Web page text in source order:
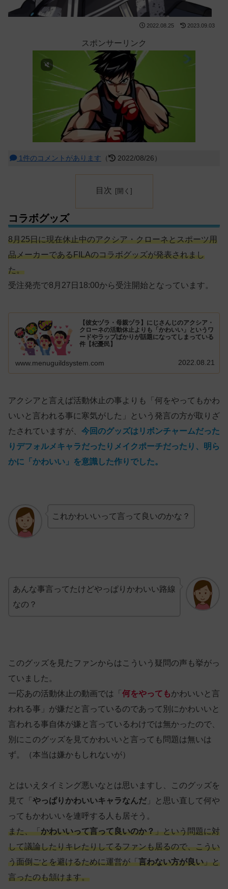
2022.08.25 2023.09.03
スポンサーリンク
1件のコメントがあります （ 2022/08/26）
目次
コラボグッズ
8月25日に現在休止中のアクシア・クローネとスポーツ用
品メーカーであるFILAのコラボグッズが発表されまし
た。
受注発売で8月27日18:00から受注開始となっています。
【彼女ヅラ・母親ヅラ】にじさんじのアクシア・
クローネの活動休止よりも「かわいい」というワ
ードやラップばかりが話題になってしまっている
件【杞憂民】
www.menuguildsystem.com 2022.08.21
アクシアと言えば活動休止の事よりも「何をやってもかわ
いいと言われる事に寒気がした」という発言の方が取りざ
たされていますが、 今回のグッズはリボンチャームだった
りデフォルメキャラだったりメイクポーチだったり、明ら
かに「かわいい」を意識した作りでした。
これかわいいって言って良いのかな？
あんな事言ってたけどやっぱりかわいい路線
なの？
このグッズを見たファンからはこういう疑問の声も挙がっ
ていました。
一応あの活動休止の動画では「 何をやってもかわいいと言
われる事」が嫌だと言っているのであって別にかわいいと
言われる事自体が嫌と言っているわけでは無かったので、
別にこのグッズを見てかわいいと言っても問題は無いは
ず。（本当は嫌かもしれないが）
とはいえタイミング悪いなとは思いますし、このグッズを
見て「 やっぱりかわいいキャラなんだ 」と思い直して何や
ってもかわいいを連呼する人も居そう。
また、「かわいいって言って良いのか？」という問題に対
して議論したりキレたりしてるファンも居るので、こうい
う面倒ごとを避けるために運営が「言わない方が良い」と
言ったのも頷けます。